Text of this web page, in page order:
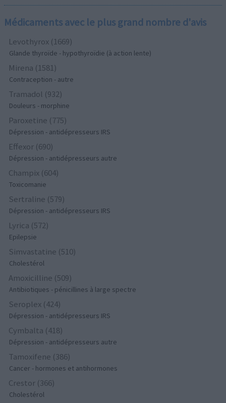
Médicaments avec le plus grand nombre d'avis
Levothyrox (1669)
Glande thyroïde - hypothyroïdie (à action lente)
Mirena (1581)
Contraception - autre
Tramadol (932)
Douleurs - morphine
Paroxetine (775)
Dépression - antidépresseurs IRS
Effexor (690)
Dépression - antidépresseurs autre
Champix (604)
Toxicomanie
Sertraline (579)
Dépression - antidépresseurs IRS
Lyrica (572)
Epilepsie
Simvastatine (510)
Cholestérol
Amoxicilline (509)
Antibiotiques - pénicillines à large spectre
Seroplex (424)
Dépression - antidépresseurs IRS
Cymbalta (418)
Dépression - antidépresseurs autre
Tamoxifene (386)
Cancer - hormones et antihormones
Crestor (366)
Cholestérol